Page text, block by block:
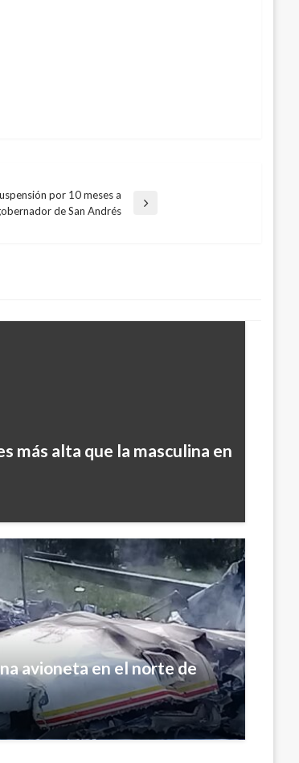
por 10 meses a
de San Andrés
más alta que la masculina en
avioneta en el norte de